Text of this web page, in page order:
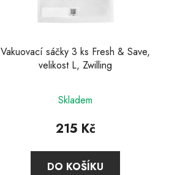
Vakuovací sáčky 3 ks Fresh & Save,
velikost L, Zwilling
Skladem
215 Kč
DO KOŠÍKU